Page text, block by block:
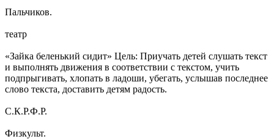
Пальчиков.
театр
«Зайка беленький сидит» Цель: Приучать детей слушать текст
и выполнять движения в соответствии с текстом, учить
подпрыгивать, хлопать в ладоши, убегать, услышав последнее
слово текста, доставить детям радость.
С.К.Р.Ф.Р.
Физкульт.